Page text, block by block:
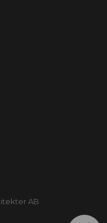
AB